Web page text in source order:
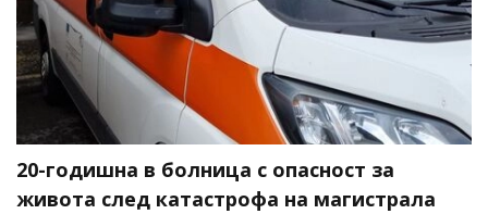
20-годишна в болница с опасност за
живота след катастрофа на магистрала